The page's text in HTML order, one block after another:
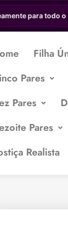
para todo o
Filha
Pares
Pares
Pares
Realista